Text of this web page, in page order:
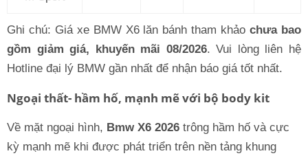
Ghi chú: Giá xe BMW X6 lăn bánh tham khảochưa bao
gồm giảm giá, khuyến mãi 08/2026. Vui lòng liên hệ
Hotline đại lý BMW gần nhất để nhận báo giá tốt nhất.
Ngoại thất- hầm hố, mạnh mẽ với bộ body kit
Về mặt ngoại hình, Bmw X6 2026 trông hầm hố và cực
kỳ mạnh mẽ khi được phát triển trên nền tảng khung